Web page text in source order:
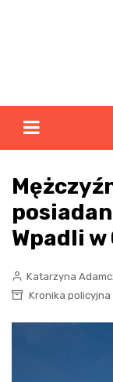
Wpadli w
Katarzyna
Kronika policyjna